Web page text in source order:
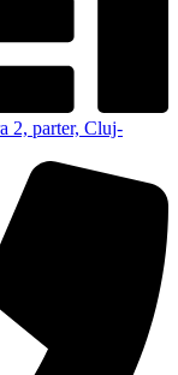
2, parter, Cluj-